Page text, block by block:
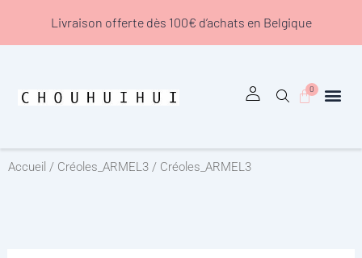
Livraison offerte dès 100€ d’achats en Belgique
0
Panier
Accueil / Créoles_ARMEL3 / Créoles_ARMEL3